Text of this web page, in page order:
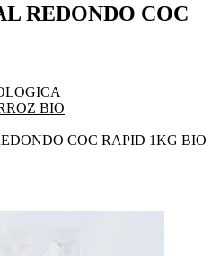
REDONDO COC
BIO
COC RAPID 1KG BIO